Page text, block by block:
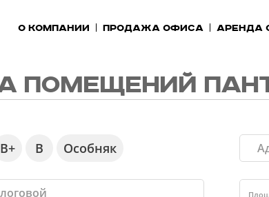
О компании Продажа офиса Аренда
ПОМЕЩЕНИЙ
В+ В Особняк